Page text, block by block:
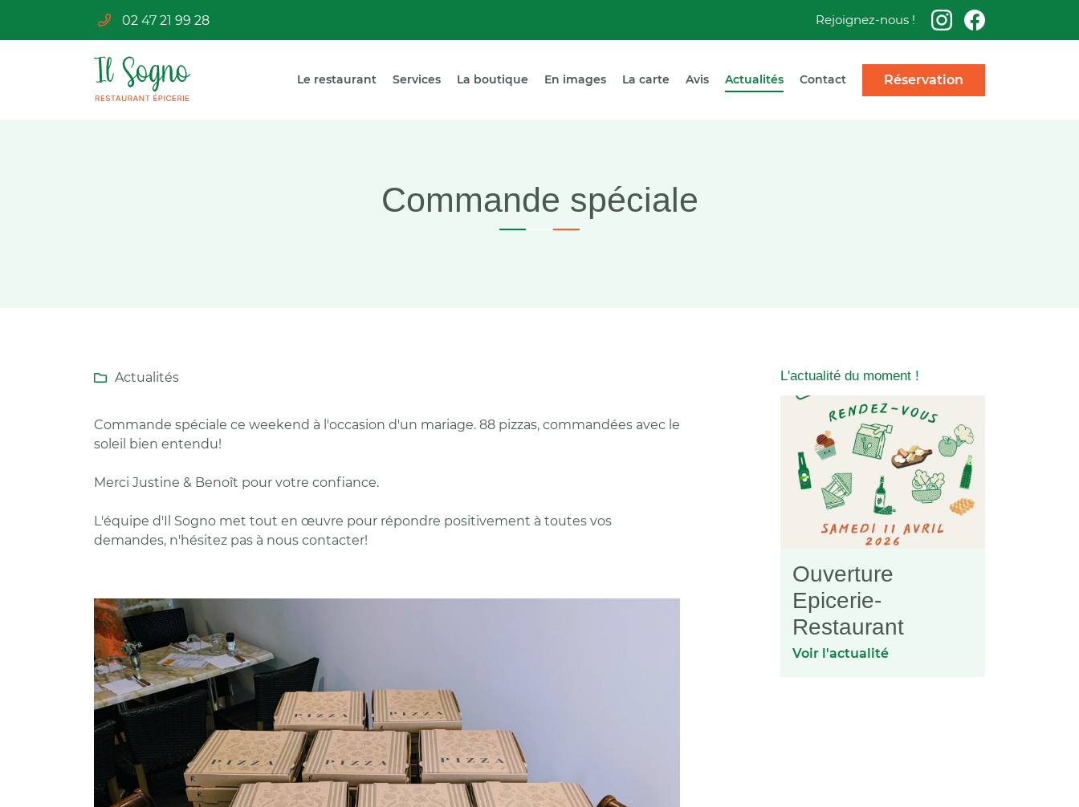
02 47 21 99 28 Rejoignez-nous !
Le restaurant Services La boutique En images La carte Avis Actualités Contact Réservation
37230 LUYNES
02 47 21 99 28
En cochant cette case, vous consentez à recevoir nos propositions commerciales
Commande spéciale
 Actualités
Commande spéciale ce weekend à l'occasion d'un mariage. 88 pizzas, commandées avec le
soleil bien entendu!
Merci Justine & Benoît pour votre confiance.
L'équipe d'Il Sogno met tout en œuvre pour répondre positivement à toutes vos
demandes, n'hésitez pas à nous contacter!
L'actualité du moment !
Ouverture
Epicerie-
Restaurant
Voir l'actualité